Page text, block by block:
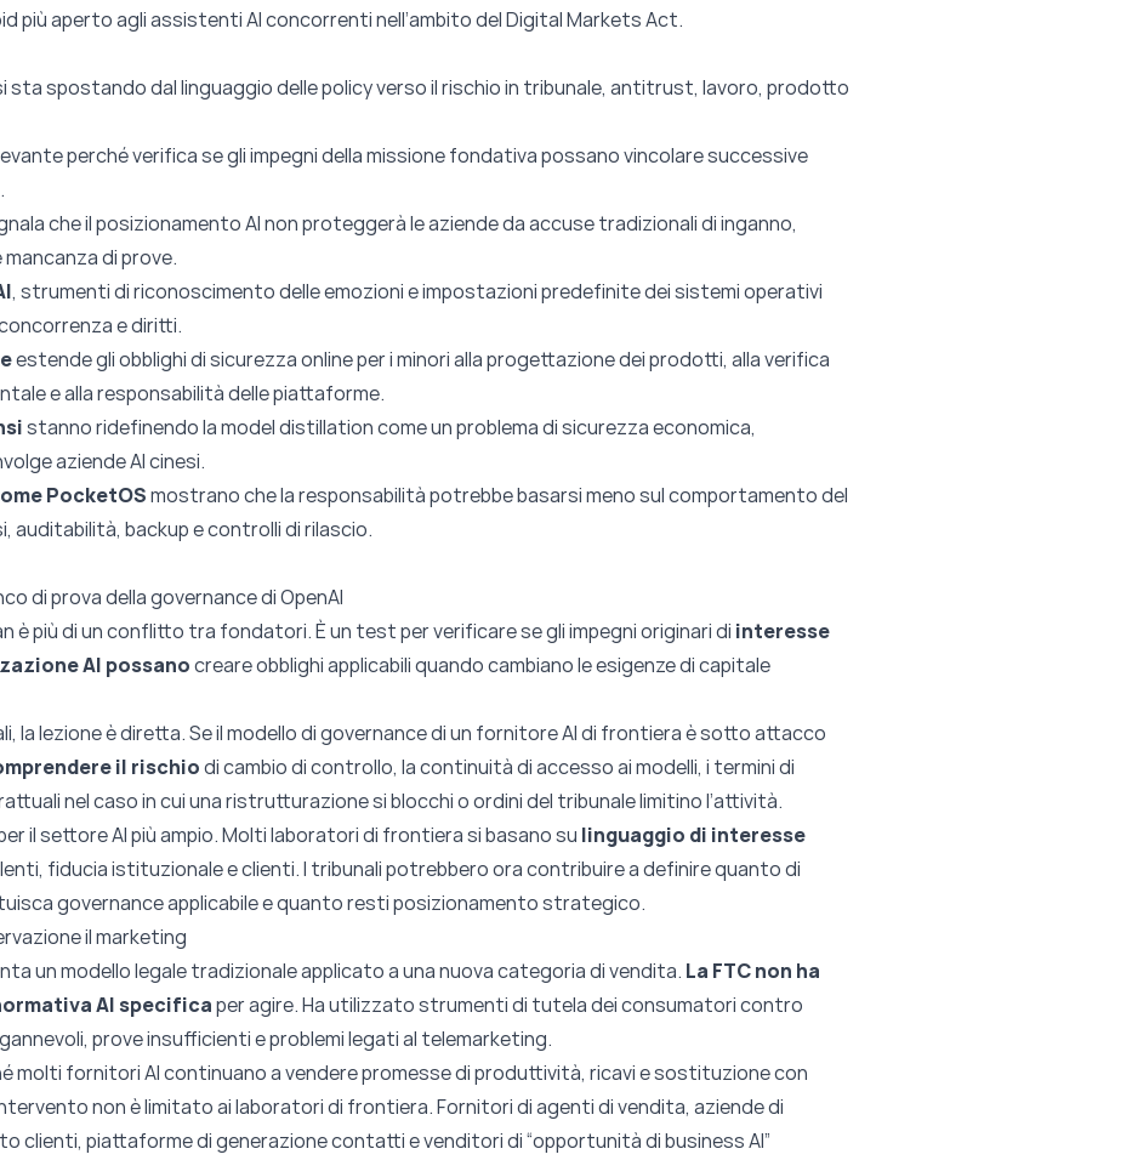
più aperto agli assistenti AI concorrenti nell’ambito del Digital Markets Act.
sta spostando dal linguaggio delle policy verso il rischio in tribunale, antitrust, lavoro, prodotto
perché verifica se gli impegni della missione fondativa possano vincolare successive
che il posizionamento AI non proteggerà le aziende da accuse tradizionali di inganno,
di prove.
, strumenti di riconoscimento delle emozioni e impostazioni predefinite dei sistemi operativi
e diritti.
estende gli obblighi di sicurezza online per i minori alla progettazione dei prodotti, alla verifica
e alla responsabilità delle piattaforme.
stanno ridefinendo la model distillation come un problema di sicurezza economica,
aziende AI cinesi.
PocketOSmostrano che la responsabilità potrebbe basarsi meno sul comportamento del
auditabilità, backup e controlli di rilascio.
di prova della governance di OpenAI
è più di un conflitto tra fondatori. È un test per verificare se gli impegni originari di interesse
AI possanocreare obblighi applicabili quando cambiano le esigenze di capitale
la lezione è diretta. Se il modello di governance di un fornitore AI di frontiera è sotto attacco
il rischiodi cambio di controllo, la continuità di accesso ai modelli, i termini di
nel caso in cui una ristrutturazione si blocchi o ordini del tribunale limitino l’attività.
il settore AI più ampio. Molti laboratori di frontiera si basano su linguaggio di interesse
fiducia istituzionale e clienti. I tribunali potrebbero ora contribuire a definire quanto di
governance applicabile e quanto resti posizionamento strategico.
il marketing
un modello legale tradizionale applicato a una nuova categoria di vendita. La FTC non ha
AI specificaper agire. Ha utilizzato strumenti di tutela dei consumatori contro
prove insufficienti e problemi legati al telemarketing.
molti fornitori AI continuano a vendere promesse di produttività, ricavi e sostituzione con
non è limitato ai laboratori di frontiera. Fornitori di agenti di vendita, aziende di
clienti, piattaforme di generazione contatti e venditori di “opportunità di business AI”